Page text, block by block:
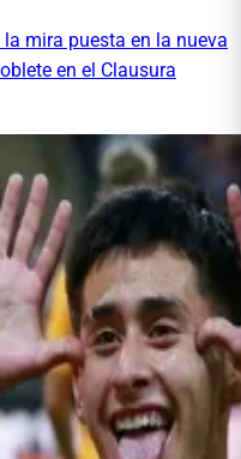
mira puesta en la nueva
en el Clausura